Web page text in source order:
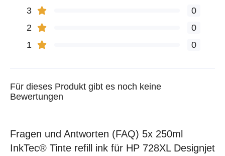
3
0
2
0
1
0
Für dieses Produkt gibt es noch keine
Bewertungen
Fragen und Antworten (FAQ) 5x 250ml
InkTec® Tinte refill ink für HP 728XL Designjet